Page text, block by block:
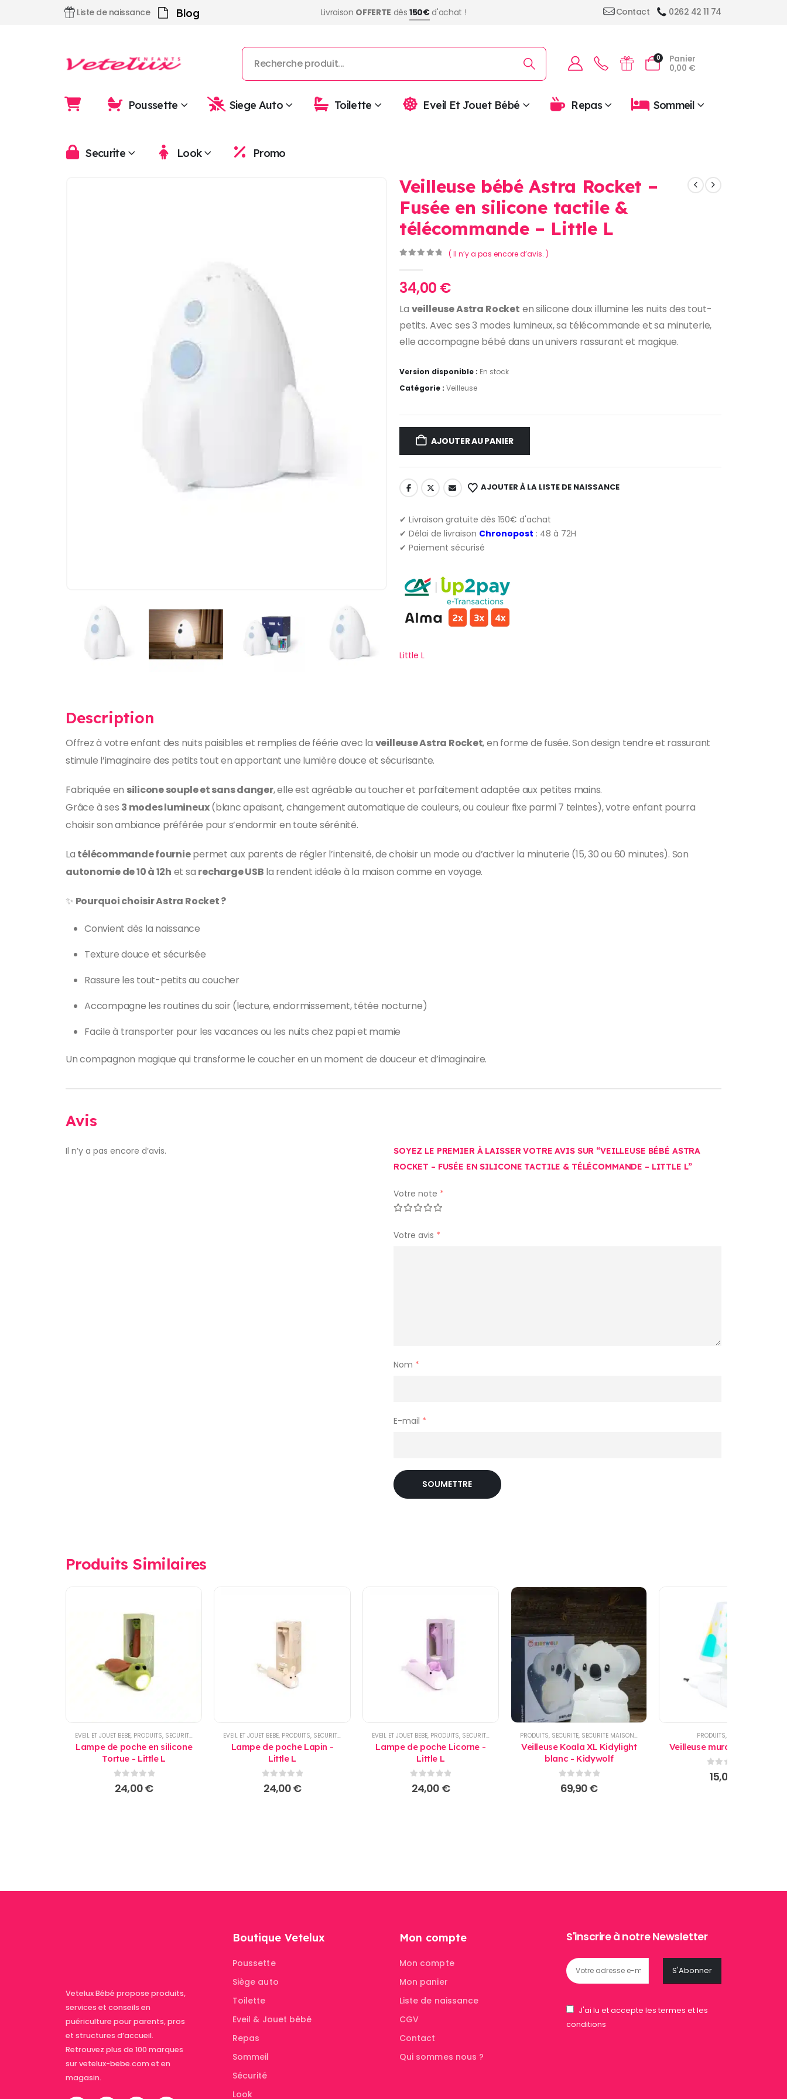
Liste de naissance Blog Livraison OFFERTE dès150€d'achat ! Contact 0262 42 11 74
0
Panier
0,00 €
Poussette Siege Auto Toilette Eveil Et Jouet Bébé Repas Sommeil
Securite Look Promo
Veilleuse bébé Astra Rocket –
Fusée en silicone tactile &
télécommande – Little L
( Il n’y a pas encore d’avis. )
34,00 €
La veilleuse Astra Rocket en silicone doux illumine les nuits des tout-
petits. Avec ses 3 modes lumineux, sa télécommande et sa minuterie,
elle accompagne bébé dans un univers rassurant et magique.
Version disponible : En stock
Catégorie : Veilleuse
AJOUTER AU PANIER
AJOUTER À LA LISTE DE NAISSANCE
✔ Livraison gratuite dès 150€ d'achat
✔ Délai de livraison Chronopost : 48 à 72H
✔ Paiement sécurisé
Little L
Description
Offrez à votre enfant des nuits paisibles et remplies de féérie avec la veilleuse Astra Rocket, en forme de fusée. Son design tendre et rassurant
stimule l’imaginaire des petits tout en apportant une lumière douce et sécurisante.
Fabriquée en silicone souple et sans danger, elle est agréable au toucher et parfaitement adaptée aux petites mains.
Grâce à ses 3 modes lumineux(blanc apaisant, changement automatique de couleurs, ou couleur fixe parmi 7 teintes), votre enfant pourra
choisir son ambiance préférée pour s’endormir en toute sérénité.
La télécommande fourniepermet aux parents de régler l’intensité, de choisir un mode ou d’activer la minuterie (15, 30 ou 60 minutes). Son
autonomie de 10 à 12h et sa recharge USB la rendent idéale à la maison comme en voyage.
✨ Pourquoi choisir Astra Rocket ?
Convient dès la naissance
Texture douce et sécurisée
Rassure les tout-petits au coucher
Accompagne les routines du soir (lecture, endormissement, tétée nocturne)
Facile à transporter pour les vacances ou les nuits chez papi et mamie
Un compagnon magique qui transforme le coucher en un moment de douceur et d’imaginaire.
Avis
Il n’y a pas encore d’avis.
SOYEZ LE PREMIER À LAISSER VOTRE AVIS SUR “VEILLEUSE BÉBÉ ASTRA
ROCKET – FUSÉE EN SILICONE TACTILE & TÉLÉCOMMANDE – LITTLE L”
Votre note *
Votre avis *
Nom *
E-mail *
Produits Similaires
EVEIL ET JOUET BEBE, PRODUITS, SECURITE SECURITE MAISON,VEILLEUSE
Lampe de poche en silicone
Tortue - Little L
0sur 5
24,00€
EVEIL ET JOUET BEBE, PRODUITS, SECURITE SECURITE MAISON,VEILLEUSE
Lampe de poche Lapin -
Little L
0sur 5
24,00€
EVEIL ET JOUET BEBE, PRODUITS, SECURITE , SECURITE MAISON,VEILLEUSE
Lampe de poche Licorne -
Little L
0sur 5
24,00 €
PRODUITS, SECURITE, SECURITE MAISON,VEILLEUSE
Veilleuse Koala XL Kidylight
blanc - Kidywolf
0sur 5
69,90€
PRODUITS,
Veilleuse murale Babymoov
0sur 5
15,00
Vetelux Bébé propose produits,
services et conseils en
puériculture pour parents, pros
et structures d’accueil.
Retrouvez plus de 100 marques
sur vetelux-bebe.com et en
magasin.
Boutique Vetelux
Poussette
Siège auto
Toilette
Eveil & Jouet bébé
Repas
Sommeil
Sécurité
Look
Mon compte
Mon compte
Mon panier
Liste de naissance
CGV
Contact
Qui sommes nous ?
S'inscrire à notre Newsletter
J'ai lu et accepte les termes et les
conditions